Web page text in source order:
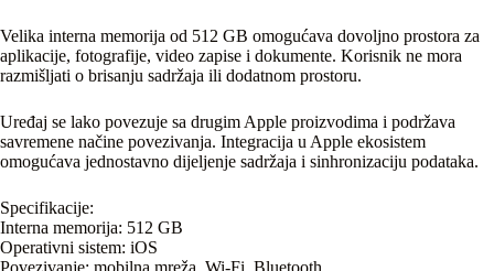
Velika interna memorija od 512 GB omogućava dovoljno prostora za
aplikacije, fotografije, video zapise i dokumente. Korisnik ne mora
razmišljati o brisanju sadržaja ili dodatnom prostoru.
Uređaj se lako povezuje sa drugim Apple proizvodima i podržava
savremene načine povezivanja. Integracija u Apple ekosistem
omogućava jednostavno dijeljenje sadržaja i sinhronizaciju podataka.
Specifikacije:
Interna memorija: 512 GB
Operativni sistem: iOS
Povezivanje: mobilna mreža, Wi-Fi, Bluetooth